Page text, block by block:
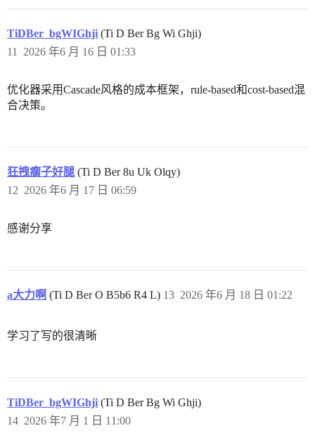
TiDBer_bgWIGhji (Ti D Ber Bg Wi Ghji)
2026 年6 月 16 日 01:33
11
优化器采用Cascade风格的成本框架，rule-based和cost-based混
合决策。
狂拽瘸子好腿 (Ti D Ber 8u Uk Olqy)
2026 年6 月 17 日 06:59
12
感谢分享
a大力啊 (Ti D Ber O B5b6 R4 L) 2026 年6 月 18 日 01:22
13
学习了写的很清晰
TiDBer_bgWIGhji (Ti D Ber Bg Wi Ghji)
2026 年7 月 1 日 11:00
14